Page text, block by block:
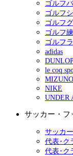
ゴルフ
ゴルフ
ゴルフ
ゴルフ
ゴルフ
adidas
le coq
MIZUNO
NIKE
UNDER
サッカー・フ
サッカ
代表･ク
代表･ク